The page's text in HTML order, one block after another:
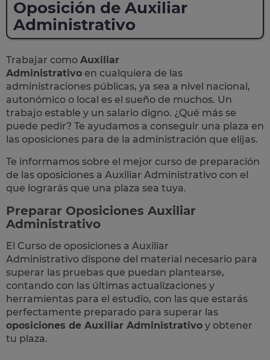
Oposición de Auxiliar
Administrativo
Trabajar como Auxiliar
Administrativo en cualquiera de las
administraciones públicas, ya sea a nivel nacional,
autonómico o local es el sueño de muchos. Un
trabajo estable y un salario digno. ¿Qué más se
puede pedir? Te ayudamos a conseguir una plaza en
las oposiciones para de la administración que elijas.
Te informamos sobre el mejor curso de preparación
de las oposiciones a Auxiliar Administrativo con el
que lograrás que una plaza sea tuya.
Preparar Oposiciones Auxiliar
Administrativo
El Curso de oposiciones a Auxiliar
Administrativo dispone del material necesario para
superar las pruebas que puedan plantearse,
contando con las últimas actualizaciones y
herramientas para el estudio, con las que estarás
perfectamente preparado para superar las
oposiciones de Auxiliar Administrativo y obtener
tu plaza.